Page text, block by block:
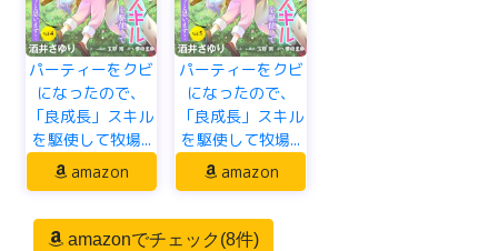
パーティーをクビ
になったので、
「良成長」スキル
を駆使して牧場...
amazon
パーティーをクビ
になったので、
「良成長」スキル
を駆使して牧場...
amazon
amazonでチェック(8件)